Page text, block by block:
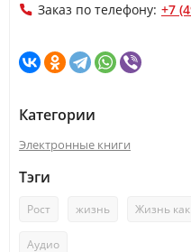
Заказ по телефону: +7
Категории
Электронные книги
Тэги
Рост жизнь Жизнь
Аудио